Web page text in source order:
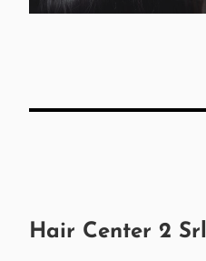
Hair Center 2 Srl